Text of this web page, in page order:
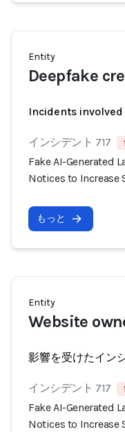
Entity
Deepfake
Incidents
インシデント 717
Fake AI-Generated
Notices to Increase
もっと
Entity
Website
影響を受けたイン
インシデント 717
Fake AI-Generated
Notices to Increase